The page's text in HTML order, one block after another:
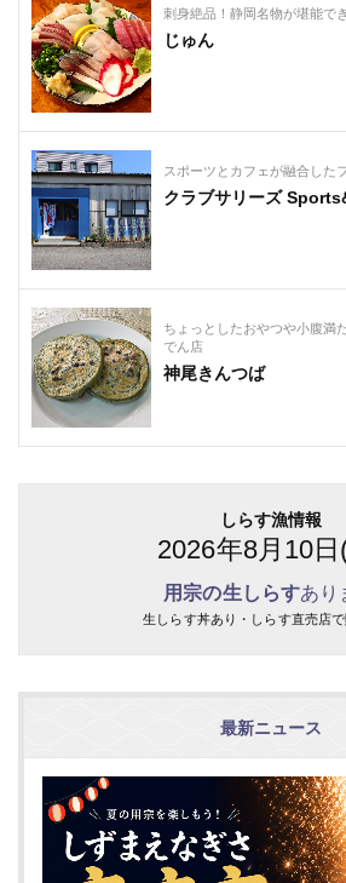
刺身絶品！静岡名物が堪能で
じゅん
スポーツとカフェが融合した
クラブサリーズ
ちょっとしたおやつや小腹満
でん店
神尾きんつば
しらす漁情報
2026年8月10日
用宗の生しらすあり
生しらす丼あり・しらす直売店
最新ニュース